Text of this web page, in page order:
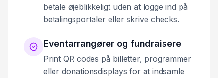
betale øjeblikkeligt uden at logge ind på
betalingsportaler eller skrive checks.
Eventarrangører og fundraisere
Print QR codes på billetter, programmer
eller donationsdisplays for at indsamle